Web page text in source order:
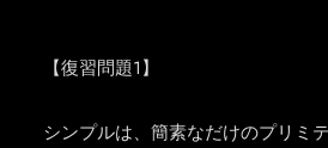
【復習問題1】
シンプルは、簡素なだけのプリミ